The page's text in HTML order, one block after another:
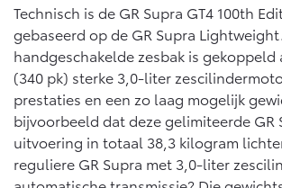
Technisch is de GR Supra GT4 100th
gebaseerd op de GR Supra
handgeschakelde zesbak is gekoppeld
(340 pk) sterke 3,0-liter
prestaties en een zo laag mogelijk
bijvoorbeeld dat deze gelimiteerde GR
uitvoering in totaal 38,3 kilogram
reguliere GR Supra met 3,0-liter